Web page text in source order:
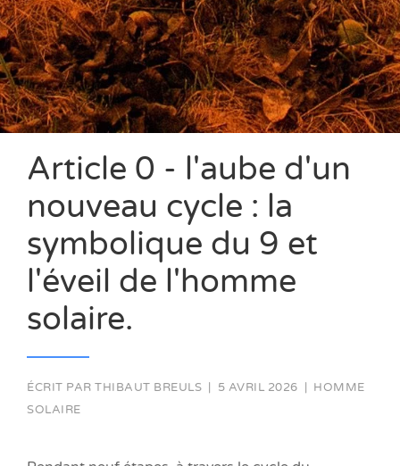
Article 0 - l'aube d'un
nouveau cycle : la
symbolique du 9 et
l'éveil de l'homme
solaire.
ÉCRIT PAR THIBAUT BREULS 5 AVRIL 2026
HOMME
SOLAIRE